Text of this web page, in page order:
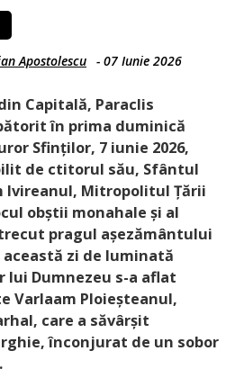
Apostolescu - 07 Iunie 2026
Capitală, Paraclis
în prima duminică
Sfinților, 7 iunie 2026,
de ctitorul său, Sfântul
Ivireanul, Mitropolitul Țării
obștii monahale și al
pragul așeză­mântului
zi de luminată
lui Dumnezeu s-a aflat
Varlaam Ploieșteanul,
care a săvârșit
înconjurat de un sobor